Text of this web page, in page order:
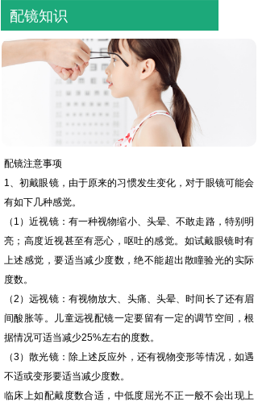
光彩公益
护眼知识
配镜知识
配镜注意事项
1、初戴眼镜，由于原来的习惯发生变化，对于眼镜可能会
有如下几种感觉。
（1）近视镜：有一种视物缩小、头晕、不敢走路，特别明
亮；高度近视甚至有恶心，呕吐的感觉。如试戴眼镜时有
上述感觉，要适当减少度数，绝不能超出散瞳验光的实际
度数。
（2）远视镜：有视物放大、头痛、头晕、时间长了还有眉
间酸胀等。儿童远视配镜一定要留有一定的调节空间，根
据情况可适当减少25%左右的度数。
（3）散光镜：除上述反应外，还有视物变形等情况，如遇
不适或变形要适当减少度数。
临床上如配戴度数合适，中低度屈光不正一般不会出现上